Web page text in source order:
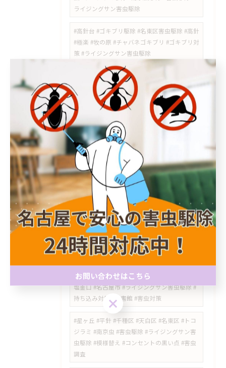
ライジングサン害虫駆除
#高針台 #ゴキブリ駆除 #名東区害虫駆除 #高針
#極楽 #牧の原 #チャバネゴキブリ #ゴキブリ対
策 #ライジングサン害虫駆除
#日進市スズメバチ #岩藤町 #スズメバチ駆除 #
日進市害虫駆除 #スズメバチの巣 #岩崎町 #五
色園 #日進駅周辺 #ハチの巣駆除 #愛知県スズ
メバチ
#瑞穂区 #中山町 #瑞穂通 #佐渡町 #桜山 #桜山
駅 #瑞穂区スズメバチ #瑞穂区スズメバチ駆除
#中山町スズメバチ #瑞穂通スズメバチ #桜山
スズメバチ #ハチ駆除 #スズメバチ駆除 #瑞穂
区害虫駆除 #ライジングサン害虫駆除
#徳重 #神沢 #野並 #ノミダニ対策 #ダニ駆除 #
害虫対策 #害獣対策 #名古屋市
#瀬戸市 #シバンムシ #シバンムシ駆除 #害虫
駆除 #害虫対策 #名古屋市 #天白区 #ライジン
グサン害虫駆除 #食品害虫 #愛知県
#トコジラミ #ベッドバグ #害虫駆除 #天白区 #
塩釜口 #名古屋市 #ライジングサン害虫駆除 #
持ち込み対策 #図書館 #害虫対策
​#星ヶ丘 #平針 #千種区 #天白区 #名東区 #トコ
ジラミ #南京虫 #害虫駆除 #ライジングサン害
虫駆除 #模様替え #コンセントの黒い点 #害虫
調査
お問い合わせはこちら
お問い合わせはこちら